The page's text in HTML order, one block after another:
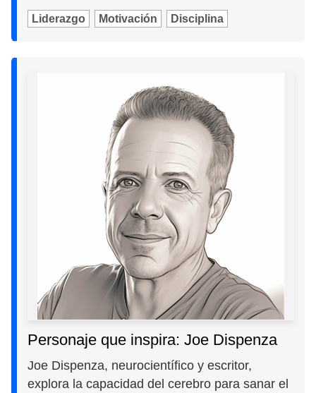
Liderazgo Motivación Disciplina
Personaje que inspira: Joe Dispenza
Joe Dispenza, neurocientífico y escritor,
explora la capacidad del cerebro para sanar el